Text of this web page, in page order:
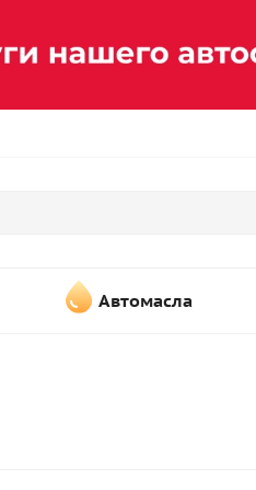
Автомасла